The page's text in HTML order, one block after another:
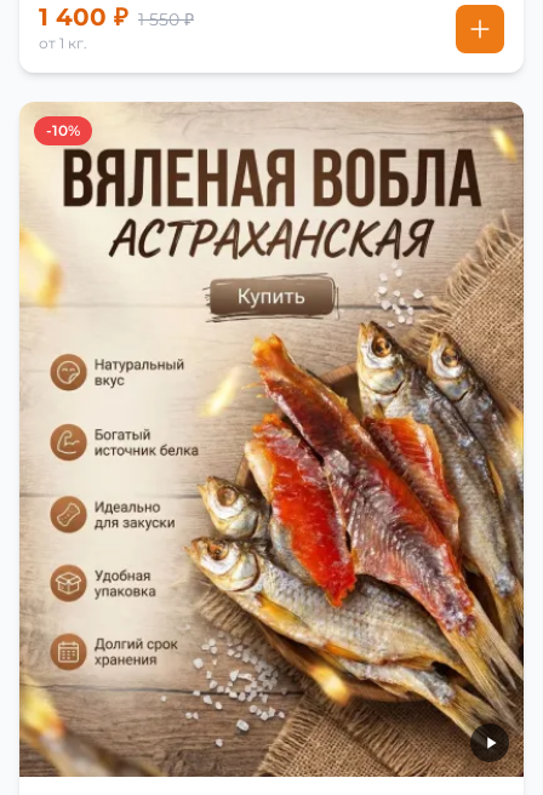
1 400 ₽ 1 550 ₽
от 1 кг.
-10%